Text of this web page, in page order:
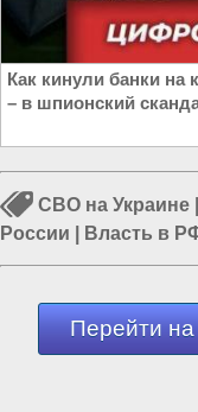
Как кинули банки на
– в шпионский
СВО на Украине
России
Власть в
США – агрессор
Перейти на